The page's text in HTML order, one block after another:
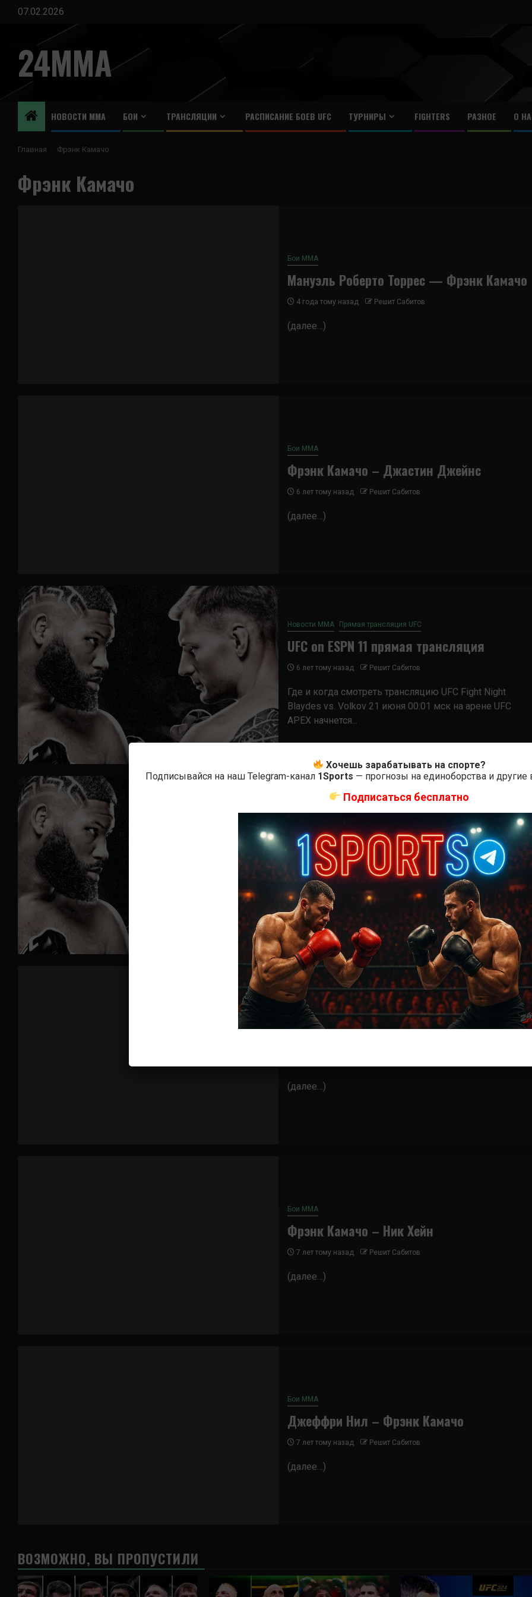
Перейти
содержимому
07.02.2026
24MMA
НОВОСТИ ММА БОИ ТРАНСЛЯЦИИ РАСПИСАНИЕ БОЕВ UFC ТУРНИРЫ FIGHTERS РАЗНОЕ О
Главная Фрэнк Камачо
Фрэнк Камачо
Бои ММА
Мануэль Роберто Торрес — Фрэнк Камачо
4 года тому назад Решит Сабитов
(далее…)
Бои ММА
Фрэнк Камачо – Джастин Джейнс
6 лет тому назад Решит Сабитов
(далее…)
Новости ММА Прямая трансляция UFC
UFC on ESPN 11 прямая трансляция
6 лет тому назад Решит Сабитов
Где и когда смотреть трансляцию UFC Fight Night
Blaydes vs. Volkov 21 июня 00:01 мск на арене UFC
APEX начнется...
Турниры UFC
UFC on ESPN 11 – дата, кард и участники
6 лет тому назад Решит Сабитов
UFC on ESPN 11 – это предстоящий турнир Ultimate
Fighting Championship, который планируется провести
21 июня в городе Лас-Вегас, штата...
Бои ММА
(далее…)
Бои ММА
Фрэнк Камачо – Ник Хейн
7 лет тому назад Решит Сабитов
(далее…)
Бои ММА
Джеффри Нил – Фрэнк Камачо
7 лет тому назад Решит Сабитов
(далее…)
ВОЗМОЖНО, ВЫ ПРОПУСТИЛИ
Хочешь зарабатывать на спорте?
Подписывайся на наш Telegram-канал 1Sports — прогнозы на единоборства и
Подписаться бесплатно